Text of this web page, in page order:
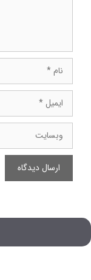
ایمیل
وبسایت